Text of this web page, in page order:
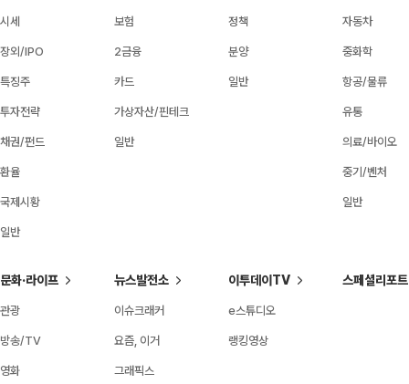
시세
장외/IPO
특징주
투자전략
채권/펀드
환율
국제시황
일반
보험
2금융
카드
가상자산/핀테크
일반
정책
분양
일반
자동차
중화학
항공/물류
유통
의료/바이오
중기/벤처
일반
문화·라이프
관광
방송/TV
영화
뉴스발전소
이슈크래커
요즘, 이거
그래픽스
이투데이TV
e스튜디오
랭킹영상
스페셜리포트